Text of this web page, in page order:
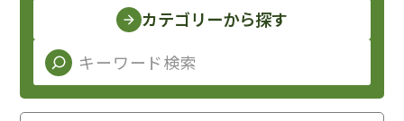
カテゴリーから探す